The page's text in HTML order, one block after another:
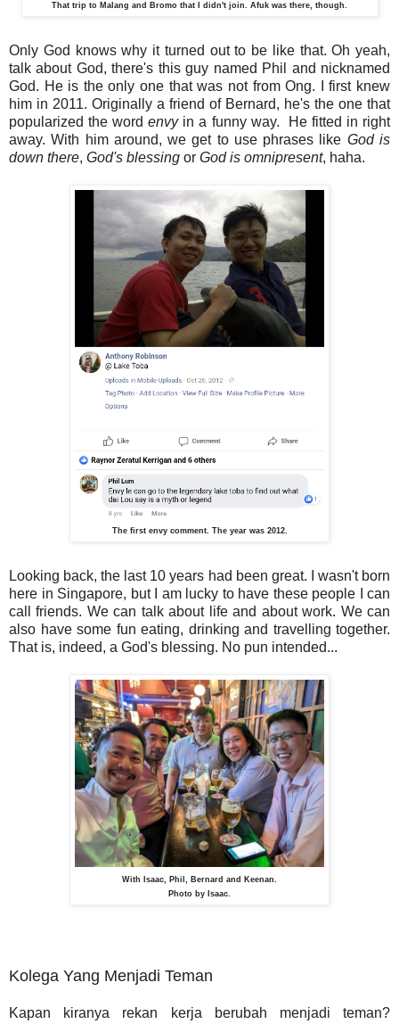
That trip to Malang and Bromo that I didn't join. Afuk was there, though.
Only God knows why it turned out to be like that. Oh yeah,
talk about God, there's this guy named Phil and nicknamed
God. He is the only one that was not from Ong. I first knew
him in 2011. Originally a friend of Bernard, he's the one that
popularized the wordenvyin a funny way. He fitted in right
away. With him around, we get to use phrases like God is
down there, God's blessing or God is omnipresent, haha.
The first envy comment. The year was 2012.
Looking back, the last 10 years had been great. I wasn't born
here in Singapore, but I am lucky to have these people I can
call friends. We can talk about life and about work. We can
also have some fun eating, drinking and travelling together.
That is, indeed, a God's blessing. No pun intended...
With Isaac, Phil, Bernard and Keenan.
Photo by Isaac.
Kolega Yang Menjadi Teman
Kapan kiranya rekan kerja berubah menjadi teman?